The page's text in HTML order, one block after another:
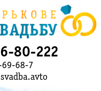
80-222
68-7